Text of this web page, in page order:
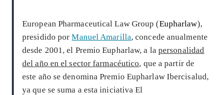
European Pharmaceutical Law Group (Eupharlaw),
presidido porManuel Amarilla, concede anualmente
desde 2001, el Premio Eupharlaw, a la personalidad
del año en el sector farmacéutico, que a partir de
este año se denomina Premio Eupharlaw Ibercisalud,
ya que se suma a esta iniciativa El